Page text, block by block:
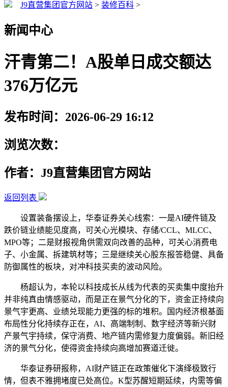
J9直营集团官方网站 > 装修百科 >
新闻中心
汗青第二！A股单日成交额达
376万亿元
发布时间：2026-06-29 16:12
浏览次数：
作者：J9直营集团官方网站
返回列表
设置装备摆设上，华泰证券关心线索：一是AI硬件链及
跌价链业绩能见度高，可关心光模块、存储/CCL、MLCC、
MPO等；二是财报视角供需双向改善的品种，可关心消费电
子、小金属、拆建筑材等；三是继续关心股东报答稳健、具备
防御属性的板块，对冲科技买卖的波动风险。
杨超认为，本轮以科技成长从线为代表的买卖集中度抬升
并非纯真由情感驱动，而是正在景气分化的下，资金正持续向
景气宇更高、业绩兑现能力更强的标的堆积。国内经济根基面
布局性分化持续存正在，AI、高端制制、数字经济等新兴财
产景气宇持续，保守消费、地产链内需修复力度偏弱。新旧经
济的景气分化，使得资金持续向高增加赛道迁徙。
华泰证券研报称，AI财产链正在政策催化下演绎极致行
情，但表不雅拥堵度已处高位。K型苏醒短期延续，内需等偏